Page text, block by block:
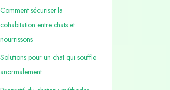
Comment sécuriser la
cohabitation entre chats et
nourrissons
Solutions pour un chat qui souffle
anormalement